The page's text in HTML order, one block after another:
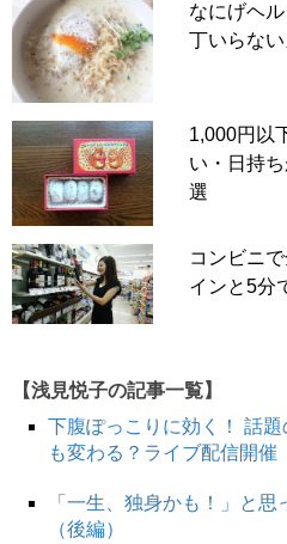
なにげヘ
丁いらな
1,000円以
い・日持
選
コンビニ
インと5分
【浅見悦子の記事一覧】
下腹ぽっこりに効く！ 話
も変わる？ライブ配信開催
「一生、独身かも！」と
（後編）